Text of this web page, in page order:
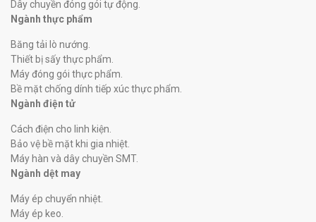
Dây chuyền đóng gói tự động.
Ngành thực phẩm
Băng tải lò nướng.
Thiết bị sấy thực phẩm.
Máy đóng gói thực phẩm.
Bề mặt chống dính tiếp xúc thực phẩm.
Ngành điện tử
Cách điện cho linh kiện.
Bảo vệ bề mặt khi gia nhiệt.
Máy hàn và dây chuyền SMT.
Ngành dệt may
Máy ép chuyển nhiệt.
Máy ép keo.